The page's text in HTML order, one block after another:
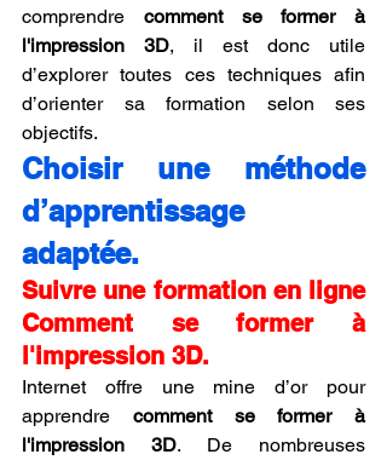
comprendre comment se former à
l'impression 3D, il est donc utile
d’explorer toutes ces techniques afin
d’orienter sa formation selon ses
objectifs.
Choisir une méthode
d’apprentissage
adaptée.
Suivre une formation en ligne
Comment se former à
l'impression 3D.
Internet offre une mine d’or pour
apprendre comment se former à
l'impression 3D. De nombreuses